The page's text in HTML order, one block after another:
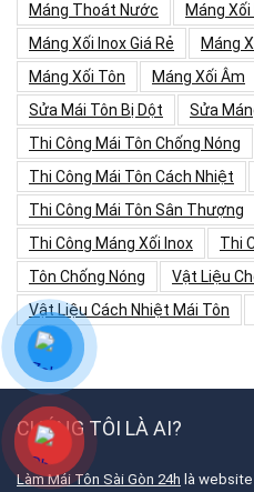
Máng Thoát Nước
Máng Xối
Máng Xối Inox Giá Rẻ
Máng
Máng Xối Tôn
Máng Xối Âm
Sửa Mái Tôn Bị Dột
Sửa
Thi Công Mái Tôn Chống Nóng
Thi Công Mái Tôn Cách Nhiệt
Thi Công Mái Tôn Sân Thượng
Thi Công Máng Xối Inox
Thi
Tôn Chống Nóng
Vật Liệu
Vật Liệu Cách Nhiệt Mái Tôn
CHÚNG TÔI LÀ AI?
Làm Mái Tôn Sài Gòn 24h là